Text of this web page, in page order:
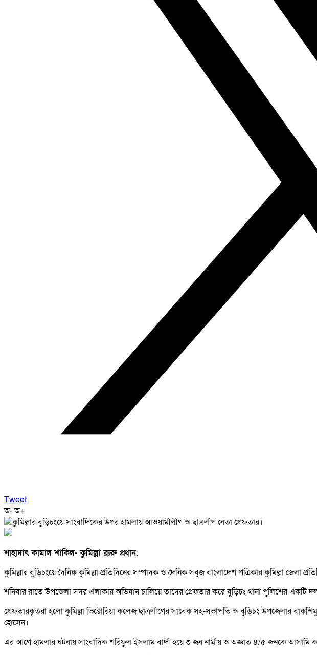
Tweet
অ-অ+
শাহাদাৎ কামাল শাকিল- কুমিল্লা ব্র্যরু প্রধান:
কুমিল্লার বুড়িচংয়ে দৈনিক কুমিল্লা প্রতিদিনের সম্পাদক ও দৈনিক সবুজ বাংলাদেশ পত্রিকার কুমিল্লা
শনিবার রাতে উপজেলা সদর এলাকায় অভিযান চালিয়ে তাদের গ্রেফতার করে বুড়িচং থানা পুলিশের একটি
গ্রেফতারকৃতরা হলো কুমিল্লা ভিক্টোরিয়া কলেজ ছাত্রলীগের সাবেক সহ-সভাপতি ও বুড়িচং উপজেলার
হোসেন।
এর আগে হামলার ঘটনায় সাংবাদিক শরিফুল ইসলাম বাদী হয়ে ৩ জন নামীয় ও অজ্ঞাত ৪/৫ জনকে আসামি